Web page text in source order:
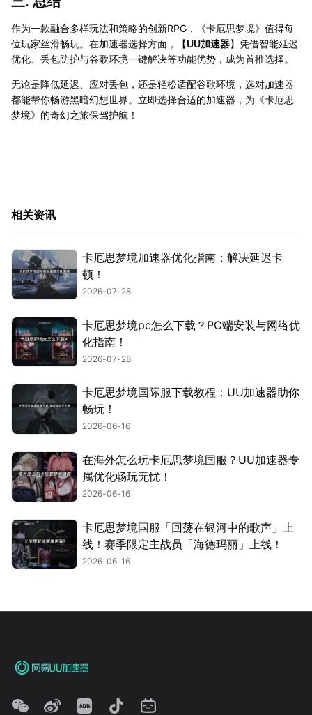
作为一款融合多样玩法和策略的创新RPG，《卡厄思梦境》值得每
位玩家丝滑畅玩。在加速器选择方面，【UU加速器】凭借智能延迟
优化、丢包防护与谷歌环境一键解决等功能优势，成为首推选择。
无论是降低延迟、应对丢包，还是轻松适配谷歌环境，选对加速器
都能帮你畅游黑暗幻想世界。立即选择合适的加速器，为《卡厄思
梦境》的奇幻之旅保驾护航！
相关资讯
卡厄思梦境加速器优化指南：解决延迟卡
顿！
2026-07-28
卡厄思梦境pc怎么下载？PC端安装与网络优
化指南！
2026-07-28
卡厄思梦境国际服下载教程：UU加速器助你
畅玩！
2026-06-16
在海外怎么玩卡厄思梦境国服？UU加速器专
属优化畅玩无忧！
2026-06-16
卡厄思梦境国服「回荡在银河中的歌声」上
线！赛季限定主战员「海德玛丽」上线！
2026-06-16